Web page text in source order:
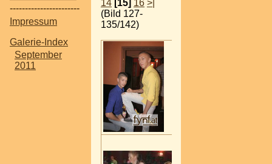
-----------------------
Impressum
Galerie-Index
September
2011
14 [15] 16 >|
(Bild 127-
135/142)